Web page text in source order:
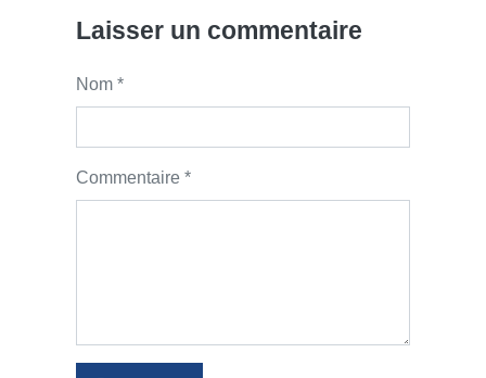
Laisser un commentaire
Nom *
Commentaire *